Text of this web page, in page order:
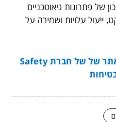
של פתרונות גיאוטכניים
ייעול עלויות ושמירה על
היכנסו לאתר של של חברת Safety